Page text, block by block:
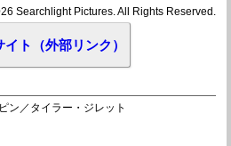
Searchlight Pictures. All Rights Reserved.
イト（外部リンク）
ン／タイラー・ジレット